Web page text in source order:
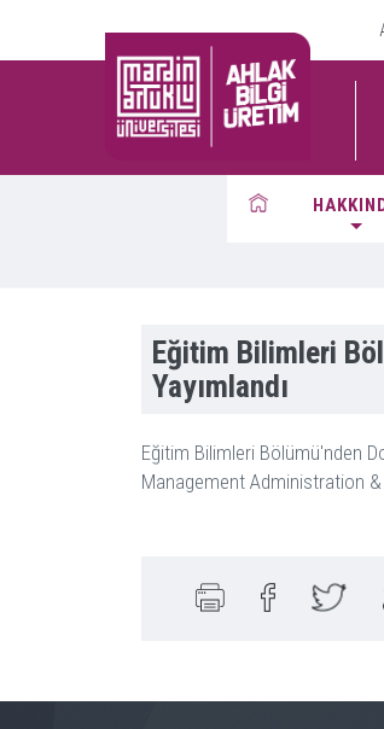
Eğitim Bilimleri
Yayımlandı
Eğitim Bilimleri Bölümü'nden
Management Administration &